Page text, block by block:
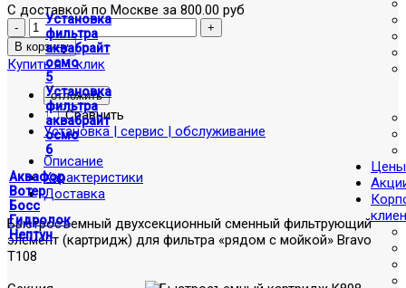
Установка
фильтра
аквабрайт
осмо
5
Установка
фильтра
аквабрайт
осмо
6
Аквафор
Вотер
Босс
Гидролок
Нептун
Цены
С доставкой по Москве за 800.00 руб
Купить в 1 клик
отложить
Сравнить
Установка | сервис | обслуживание
Описание
Характеристики
Доставка
Быстросъемный двухсекционный сменный фильтрующий
элемент (картридж) для фильтра «рядом с мойкой» Bravo
T108